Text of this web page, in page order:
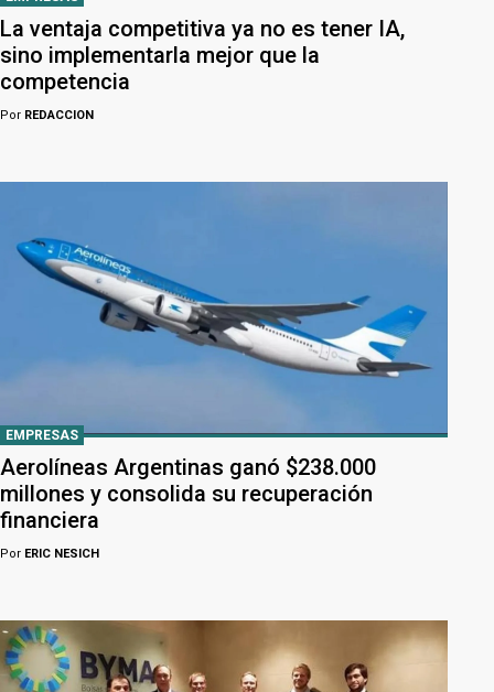
La ventaja competitiva ya no es tener IA,
sino implementarla mejor que la
competencia
Por REDACCION
EMPRESAS
Aerolíneas Argentinas ganó $238.000
millones y consolida su recuperación
financiera
Por ERIC NESICH